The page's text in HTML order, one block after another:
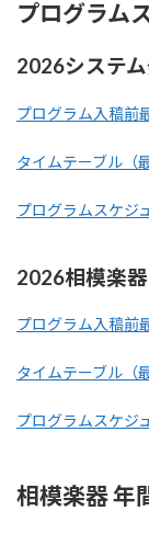
プログラム
2026システ
プログラム入稿前
タイムテーブル（
プログラムスケジ
2026相模楽
プログラム入稿前
タイムテーブル（
プログラムスケジ
相模楽器 年